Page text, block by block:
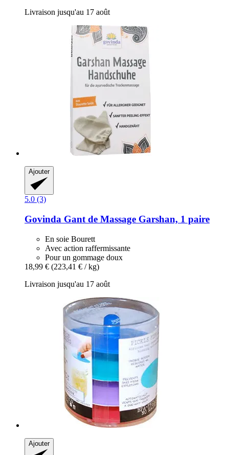
Livraison jusqu'au 17 août
Ajouter
5.0 (3)
Govinda Gant de Massage Garshan, 1 paire
En soie Bourett
Avec action raffermissante
Pour un gommage doux
18,99 € (223,41 € / kg)
Livraison jusqu'au 17 août
Ajouter